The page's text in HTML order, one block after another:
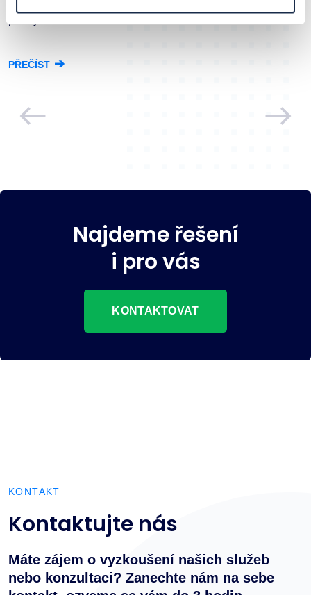
PŘEČÍST ➔
Previous Next
Najdeme řešení
i pro vás
KONTAKTOVAT
KONTAKT
Kontaktujte nás
Máte zájem o vyzkoušení našich služeb
nebo konzultaci? Zanechte nám na sebe